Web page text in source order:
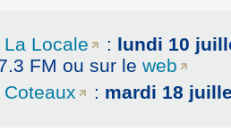
La Locale : lundi 10
FM ou sur le web
Coteaux : mardi 18